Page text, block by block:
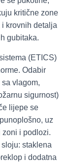
kritične zone
krovnih detalja
gubitaka.
(ETICS)
Odabir
vlagom,
sigurnost)
lijepe se
uz
i podlozi.
staklena
i dodatna